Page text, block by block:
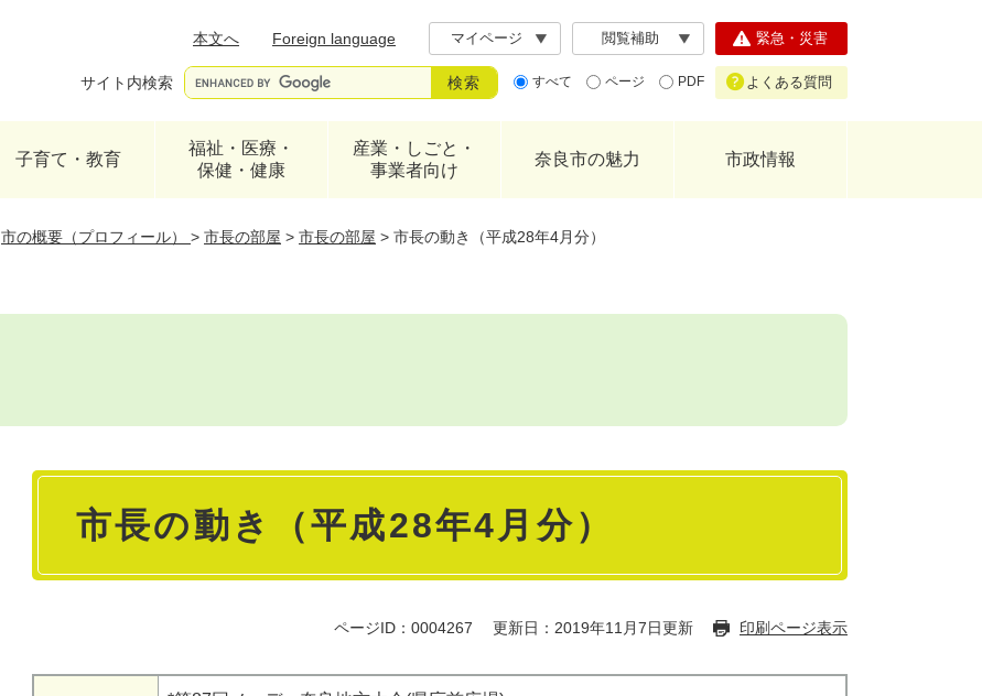
本文へ
Foreign language マイページ 閲覧補助
サイト内検索 すべて ページ PDF
緊急・災害
よくある質問
子育て・教育
福祉・医療・
保健・健康
産業・しごと・
事業者向け
奈良市の魅力 市政情報
市の概要（プロフィール） > 市長の部屋 > 市長の部屋 > 市長の動き（平成28年4月分）
本
市長の動き（平成28年4月分）
ページID：0004267 更新日：2019年11月7日更新 印刷ページ表示